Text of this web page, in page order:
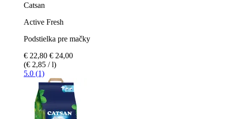
Catsan
Active Fresh
Podstielka pre mačky
€ 22,80 € 24,00
(€ 2,85 / l)
5.0 (1)